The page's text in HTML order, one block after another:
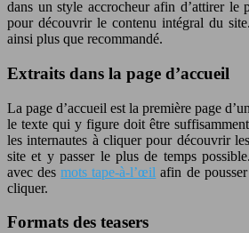
dans un style accrocheur afin d’attirer le
pour découvrir le contenu intégral du
ainsi plus que recommandé.
Extraits dans la page d’accueil
La page d’accueil est la première page
le texte qui y figure doit être
les internautes à cliquer pour découvrir
site et y passer le plus de temps
avec desmots tape-à-l’œil afin de
cliquer.
Formats des teasers